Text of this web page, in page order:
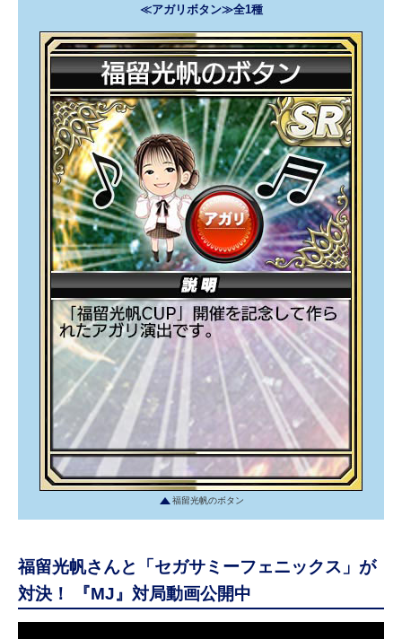
≪アガリボタン≫全1種
福留光帆のボタン
福留光帆さんと「セガサミーフェニックス」が
対決！ 『MJ』対局動画公開中